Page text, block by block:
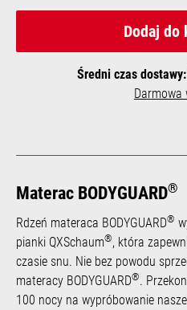
Materac BODYGUARD®
Rdzeń materaca BODYGUARD®
pianki QXSchaum®, która
czasie snu. Nie bez powodu
materacy BODYGUARD®.
100 nocy na wypróbowanie
Dodaj do
Średni czas dostawy:
Darmowa